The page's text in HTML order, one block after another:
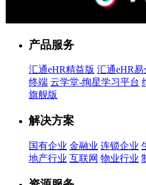
产品服务
汇通eHR精益版 汇通eHR易
终端 云学堂-绚星学习平台
旗舰版
解决方案
国有企业 金融业 连锁企业
地产行业 互联网 物业行业